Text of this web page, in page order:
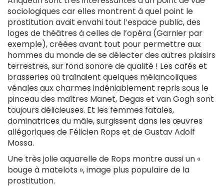
sociologiques car elles montrent à quel point le
prostitution avait envahi tout l’espace public, des
loges de théâtres à celles de l’opéra (Garnier par
exemple), créées avant tout pour permettre aux
hommes du monde de se délecter des autres plaisirs
terrestres, sur fond sonore de qualité ! Les cafés et
brasseries où traînaient quelques mélancoliques
vénales aux charmes indéniablement repris sous le
pinceau des maîtres Manet, Degas et van Gogh sont
toujours délicieuses. Et les femmes fatales,
dominatrices du mâle, surgissent dans les œuvres
allégoriques de Félicien Rops et de Gustav Adolf
Mossa.
Une très jolie aquarelle de Rops montre aussi un «
bouge à matelots », image plus populaire de la
prostitution.